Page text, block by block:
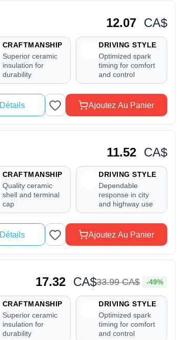
12.07 CA$
CRAFTMANSHIP
Superior ceramic
insulation for
durability
DRIVING STYLE
Optimized spark
timing for comfort
and control
Détails Ajoutez Au Panier
11.52 CA$
CRAFTMANSHIP
Quality ceramic
shell and terminal
cap
DRIVING STYLE
Dependable
response in city
and highway use
Détails Ajoutez Au Panier
17.32 CA$33.99CA$ -49%
CRAFTMANSHIP
Superior ceramic
insulation for
durability
DRIVING STYLE
Optimized spark
timing for comfort
and control